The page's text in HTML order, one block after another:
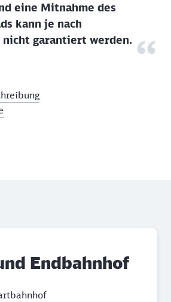
eine Mitnahme des
kann je nach
nicht garantiert werden.
Endbahnhof